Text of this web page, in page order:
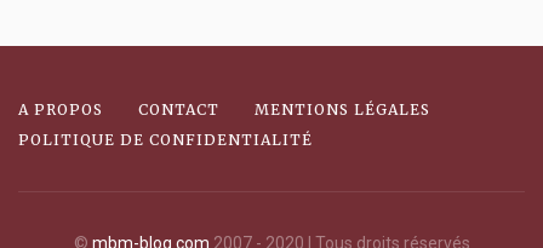
A PROPOS CONTACT
MENTIONS LÉGALES
POLITIQUE DE CONFIDENTIALITÉ
© mbm-blog.com 2007 - 2020 | Tous droits réservés